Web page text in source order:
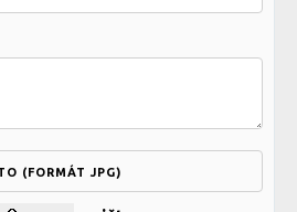
(FORMÁT JPG)